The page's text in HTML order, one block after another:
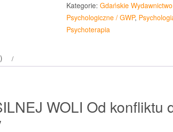
Kategorie: Gdańskie Wydawnictwo
Psychologiczne / GWP,
Psychoterapia
WOLI Od konfliktu